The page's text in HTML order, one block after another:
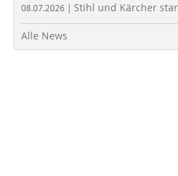
08.07.2026 | Stihl und Kärcher
Alle News